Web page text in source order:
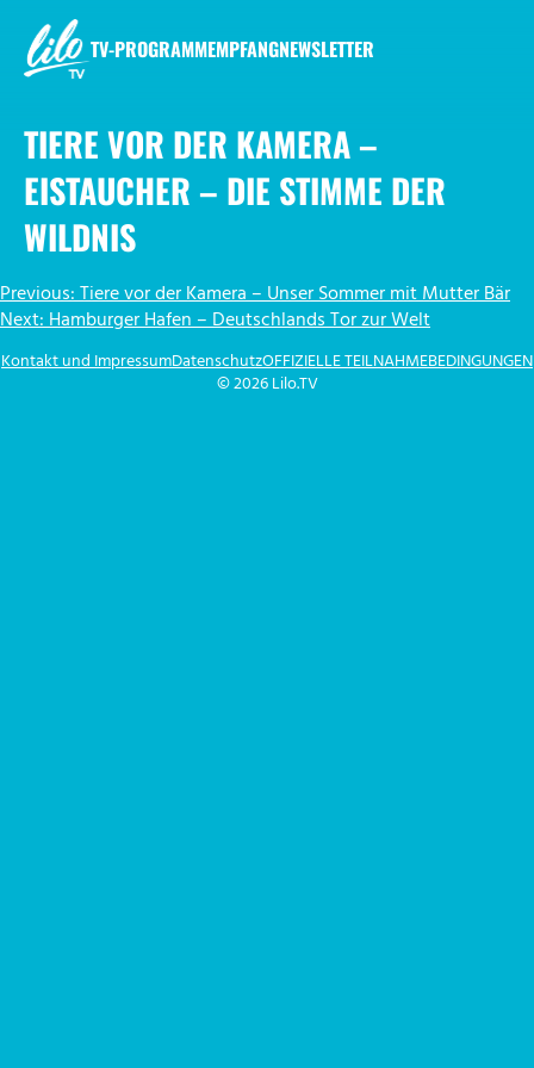
Inhalt
springen
TV-PROGRAMMEMPFANGNEWSLETTER
TIERE VOR DER KAMERA –
EISTAUCHER – DIE STIMME DER
WILDNIS
BEITRAGSNAVIGATION
Previous:Tiere vor der Kamera – Unser Sommer mit Mutter Bär
Next:Hamburger Hafen – Deutschlands Tor zur Welt
© 2026 Lilo.TV
Kontakt und ImpressumDatenschutzOFFIZIELLE TEILNAHMEBEDINGUNGEN